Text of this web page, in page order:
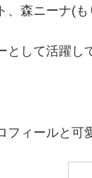
、森ニーナ(
して活躍し
フィールと可